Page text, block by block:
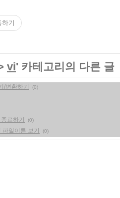
하기
vi' 카테고리의 다른 글
/변환하기 (0)
료하기 (0)
일이름 보기 (0)